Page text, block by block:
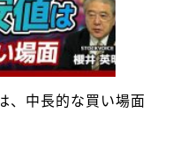
、中長的な買い場面